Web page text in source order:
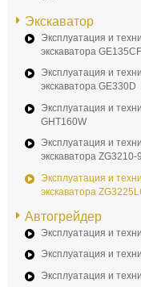
Экскаватор
Эксплуатация и
экскаватора GE135CF
Эксплуатация и
экскаватора GE330D
Эксплуатация и
GHT160W
Эксплуатация и
экскаватора ZG3210-
Эксплуатация и
экскаватора
Автогрейдер
Эксплуатация и
Эксплуатация и
Эксплуатация и